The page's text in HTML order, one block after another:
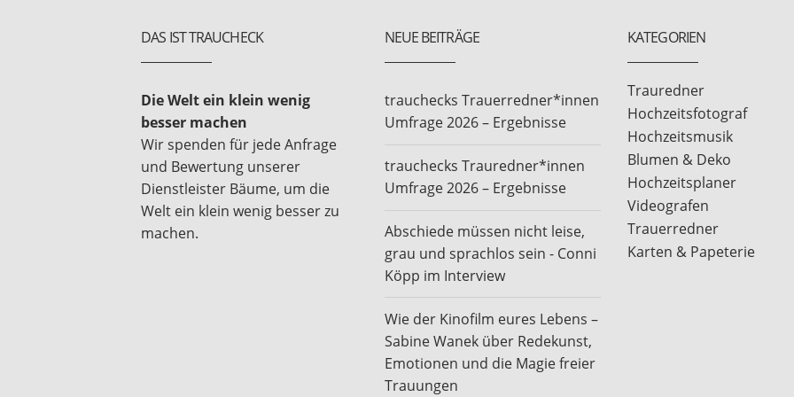
DAS IST TRAUCHECK
Die Welt ein klein wenig
besser machen
Wir spenden für jede Anfrage
und Bewertung unserer
Dienstleister Bäume, um die
Welt ein klein wenig besser zu
machen.
NEUE BEITRÄGE
trauchecks Trauerredner*innen
Umfrage 2026 – Ergebnisse
trauchecks Trauredner*innen
Umfrage 2026 – Ergebnisse
Abschiede müssen nicht leise,
grau und sprachlos sein - Conni
Köpp im Interview
Wie der Kinofilm eures Lebens –
Sabine Wanek über Redekunst,
Emotionen und die Magie freier
Trauungen
KATEGORIEN
Trauredner
Hochzeitsfotograf
Hochzeitsmusik
Blumen & Deko
Hochzeitsplaner
Videografen
Trauerredner
Karten & Papeterie